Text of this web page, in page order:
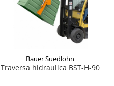
Bauer Suedlohn
Traversa hidraulica BST-H-90